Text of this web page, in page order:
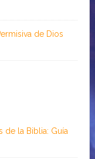
de Dios
de la Biblia: Guía